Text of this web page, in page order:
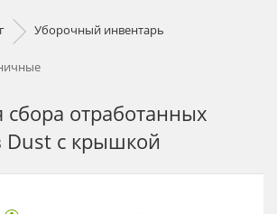
Уборочный инвентарь
сбора отработанных
Dust с крышкой